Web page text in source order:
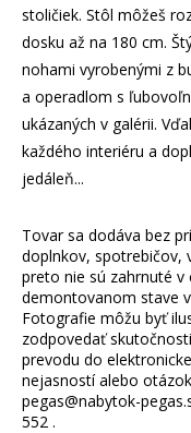
stoličiek. Stôl môžeš
dosku až na 180 cm.
nohami vyrobenými z
a operadlom s
ukázaných v galérii.
každého interiéru a
jedáleň...
Tovar sa dodáva bez
doplnkov, spotrebičov,
preto nie sú zahrnuté v
demontovanom stave
Fotografie môžu byť
zodpovedať
prevodu do
nejasností alebo
pegas@nabytok-
552 .